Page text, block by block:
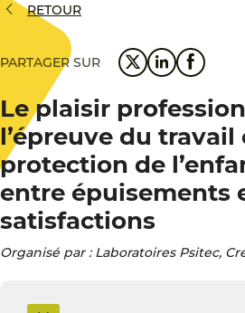
RETOUR
PARTAGER SUR
Le plaisir
l’épreuve du travail
protection de
entre épuisements
satisfactions
Organisé par : Laboratoires Psitec,